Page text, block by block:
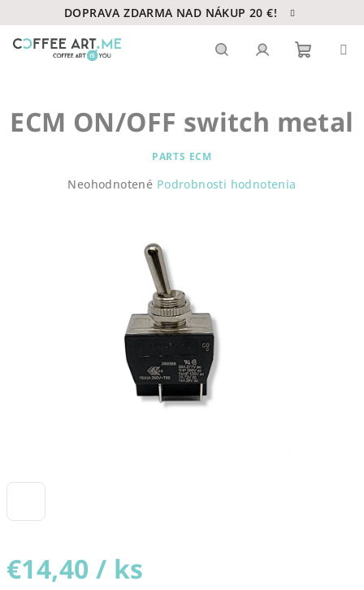
na
obsah
DOPRAVA ZDARMA NAD NÁKUP 20 €!
košík
€14,40 / ks
ECM ON/OFF switch metal
PARTS ECM
Priemerné
Neohodnotené Podrobnosti hodnotenia